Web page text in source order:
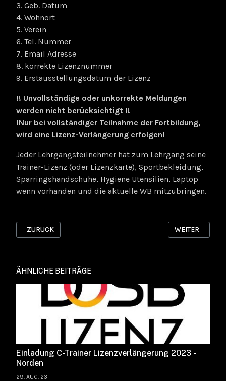
ÄHNLICHE BEITRÄGE
Einladung C-Trainer Lizenzverlängerung 2023 -
Norden
29. AUG. 23
3. Geb. Datum
4. Wohnort
5. Verein
6. Tel. Nummer
7. Email Adresse
8. korrekte Lizenznummer
9. Erstausstellungsdatum der Lizenz
!! Unvollständige oder unkorrekte Meldungen
werden nicht berücksichtigt !!
!Nur bei vollständiger Teilnahme der Fortbildung,
wird eine Lizenz-Verlängerung erfolgen!
Jeder Lehrgangsteilnehmer hat zum Lehrgang seine
Trainer-Lizenz (oder Lizenzkarte), Sportbekleidung,
Sparringshandschuhe, Hygiene Utensilien, Laptop
wenn vorhanden und die aktuelle WB mitzubringen.
VORHERIGER BEITRAG: C-TRAINER LIZENZVERLÄNGERUNG
ZURÜCK NÄCHSTER
WEITER